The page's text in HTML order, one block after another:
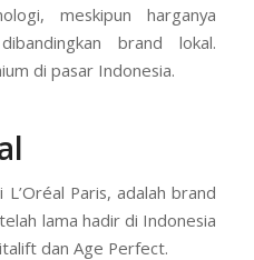
meskipun harganya
brand lokal.
di pasar Indonesia.
Paris, adalah brand
lama hadir di Indonesia
dan Age Perfect.